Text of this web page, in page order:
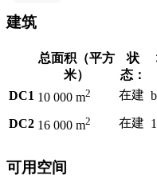
建筑
总面积（平方
米）
状
态：
DC1 10 000 m2 在建
DC2 16 000 m2 在建
可用空间